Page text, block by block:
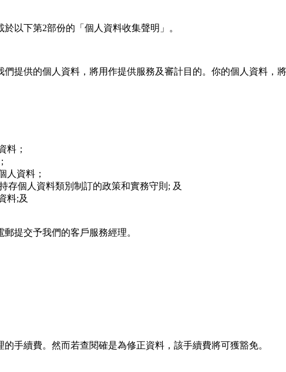
以下第2部份的「個⼈資料收集聲明」。
提供的個⼈資料，將⽤作提供服務及審計⽬的。你的個⼈資料
料；
⼈資料；
存個⼈資料類別制訂的政策和實務守則; 及
料;及
提交予我們的客⼾服務經理。
⼿續費。然⽽若查閱確是為修正資料，該⼿續費將可獲豁免。